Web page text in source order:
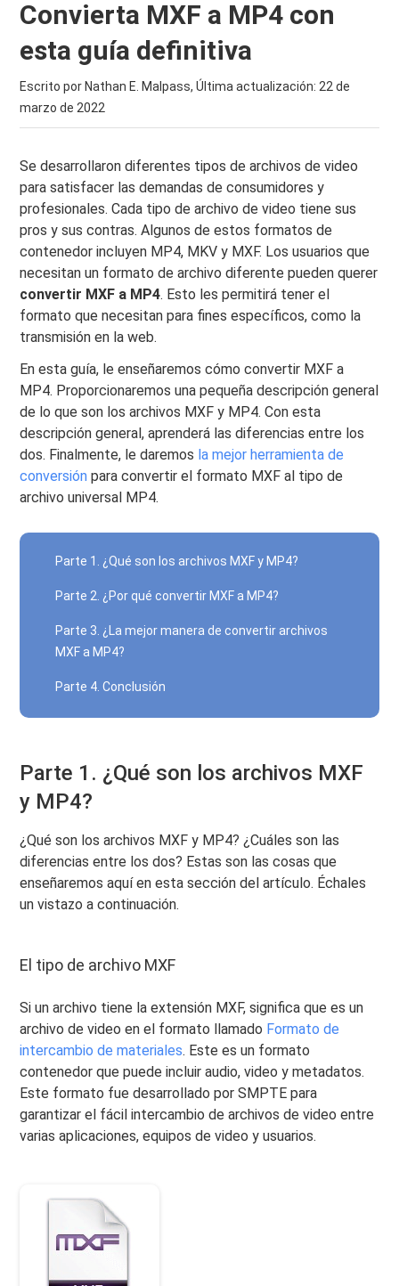
Convierta MXF a MP4 con
esta guía definitiva
Escrito por Nathan E. Malpass, Última actualización: 22 de
marzo de 2022
Se desarrollaron diferentes tipos de archivos de video
para satisfacer las demandas de consumidores y
profesionales. Cada tipo de archivo de video tiene sus
pros y sus contras. Algunos de estos formatos de
contenedor incluyen MP4, MKV y MXF. Los usuarios que
necesitan un formato de archivo diferente pueden querer
convertir MXF a MP4. Esto les permitirá tener el
formato que necesitan para fines específicos, como la
transmisión en la web.
En esta guía, le enseñaremos cómo convertir MXF a
MP4. Proporcionaremos una pequeña descripción general
de lo que son los archivos MXF y MP4. Con esta
descripción general, aprenderá las diferencias entre los
dos. Finalmente, le daremos la mejor herramienta de
conversión para convertir el formato MXF al tipo de
archivo universal MP4.
Parte 1. ¿Qué son los archivos MXF y MP4?
Parte 2. ¿Por qué convertir MXF a MP4?
Parte 3. ¿La mejor manera de convertir archivos
MXF a MP4?
Parte 4. Conclusión
Parte 1. ¿Qué son los archivos MXF
y MP4?
¿Qué son los archivos MXF y MP4? ¿Cuáles son las
diferencias entre los dos? Estas son las cosas que
enseñaremos aquí en esta sección del artículo. Échales
un vistazo a continuación.
El tipo de archivo MXF
Si un archivo tiene la extensión MXF, significa que es un
archivo de video en el formato llamado Formato de
intercambio de materiales. Este es un formato
contenedor que puede incluir audio, video y metadatos.
Este formato fue desarrollado por SMPTE para
garantizar el fácil intercambio de archivos de video entre
varias aplicaciones, equipos de video y usuarios.